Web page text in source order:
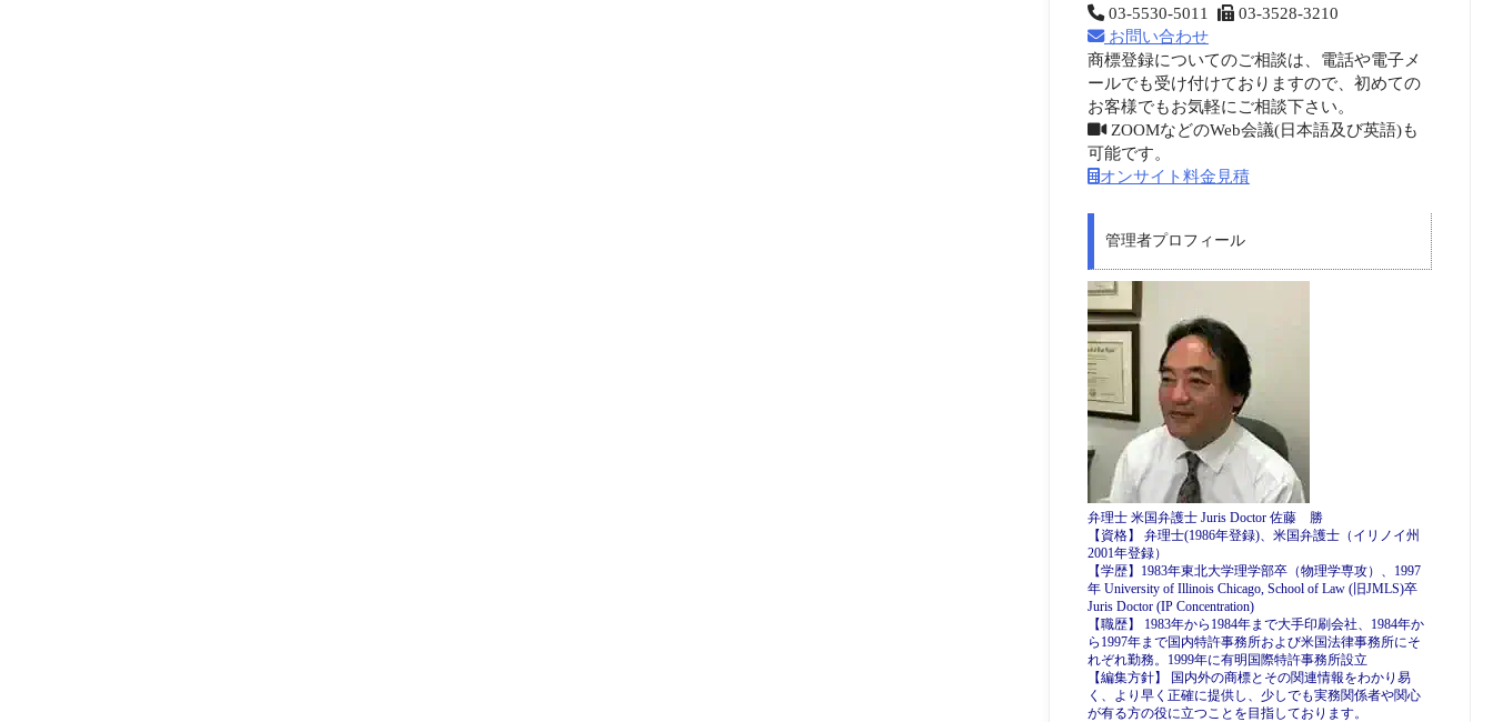
03-5530-5011
03-3528-3210
お問い合わせ
商標登録についてのご相談は、電話や電子メ
ールでも受け付けておりますので、初めての
お客様でもお気軽にご相談下さい。
ZOOMなどのWeb会議(日本語及び英語)も
可能です。
オンサイト料金見積
管理者プロフィール
弁理士 米国弁護士 Juris Doctor 佐藤 勝
【資格】 弁理士(1986年登録)、米国弁護士（イリノイ州
2001年登録）
【学歴】1983年東北大学理学部卒（物理学専攻）、1997
年 University of Illinois Chicago, School of Law (旧JMLS)卒
Juris Doctor (IP Concentration)
【職歴】 1983年から1984年まで大手印刷会社、1984年か
ら1997年まで国内特許事務所および米国法律事務所にそ
れぞれ勤務。1999年に有明国際特許事務所設立
【編集方針】 国内外の商標とその関連情報をわかり易
く、より早く正確に提供し、少しでも実務関係者や関心
が有る方の役に立つことを目指しております。